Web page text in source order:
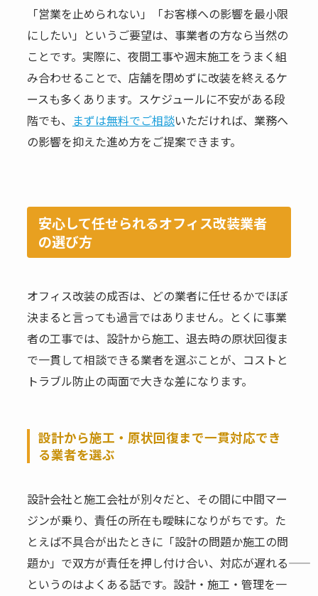
「営業を止められない」「お客様への影響を最小限
にしたい」というご要望は、事業者の方なら当然の
ことです。実際に、夜間工事や週末施工をうまく組
み合わせることで、店舗を閉めずに改装を終えるケ
ースも多くあります。スケジュールに不安がある段
階でも、 まずは無料でご相談いただければ、業務へ
の影響を抑えた進め方をご提案できます。
安心して任せられるオフィス改装業者
の選び方
オフィス改装の成否は、どの業者に任せるかでほぼ
決まると言っても過言ではありません。とくに事業
者の工事では、設計から施工、退去時の原状回復ま
で一貫して相談できる業者を選ぶことが、コストと
トラブル防止の両面で大きな差になります。
設計から施工・原状回復まで一貫対応でき
る業者を選ぶ
設計会社と施工会社が別々だと、その間に中間マー
ジンが乗り、責任の所在も曖昧になりがちです。た
とえば不具合が出たときに「設計の問題か施工の問
題か」で双方が責任を押し付け合い、対応が遅れる――
というのはよくある話です。設計・施工・管理を一